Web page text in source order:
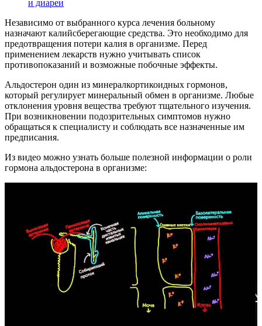
и диареи
Независимо от выбранного курса лечения больному
назначают калийсберегающие средства. Это необходимо для
предотвращения потери калия в организме. Перед
применением лекарств нужно учитывать список
противопоказаний и возможные побочные эффекты.
Альдостерон один из минералкортикоидных гормонов,
который регулирует минеральный обмен в организме. Любые
отклонения уровня вещества требуют тщательного изучения.
При возникновении подозрительных симптомов нужно
обращаться к специалисту и соблюдать все назначенные им
предписания.
Из видео можно узнать больше полезной информации о роли
гормона альдостерона в организме: